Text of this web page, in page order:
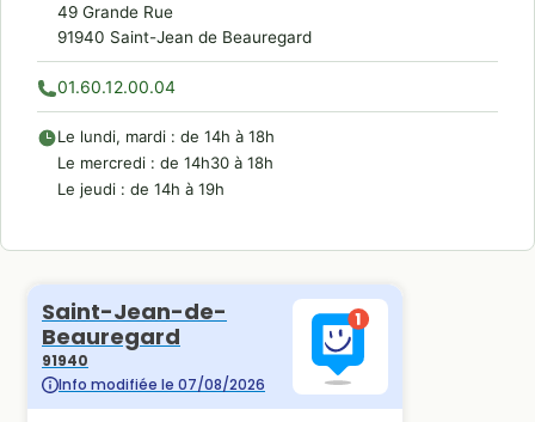
49 Grande Rue
91940 Saint-Jean de Beauregard
01.60.12.00.04
Le lundi, mardi : de 14h à 18h
Le mercredi : de 14h30 à 18h
Le jeudi : de 14h à 19h